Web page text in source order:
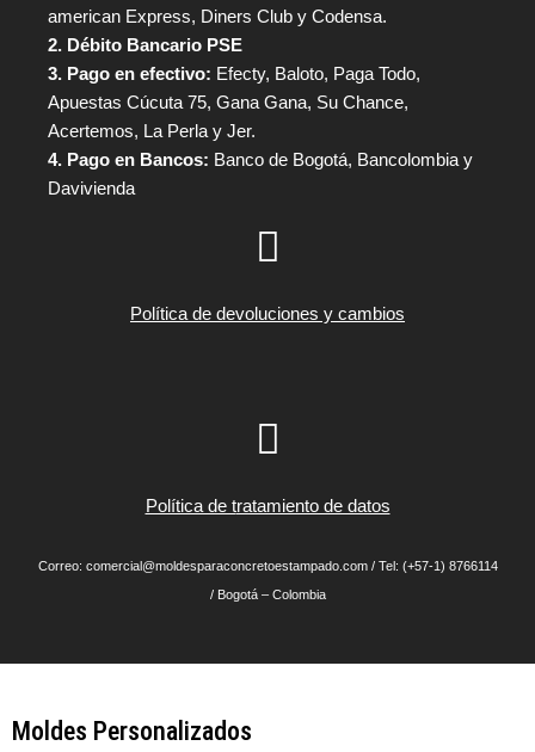
american Express, Diners Club y Codensa.
2. Débito Bancario PSE
3. Pago en efectivo: Efecty, Baloto, Paga Todo,
Apuestas Cúcuta 75, Gana Gana, Su Chance,
Acertemos, La Perla y Jer.
4. Pago en Bancos: Banco de Bogotá, Bancolombia y
Davivienda
Política de devoluciones y cambios
Política de tratamiento de datos
Correo: comercial@moldesparaconcretoestampado.com / Tel: (+57-1) 8766114
/ Bogotá – Colombia
Moldes Personalizados